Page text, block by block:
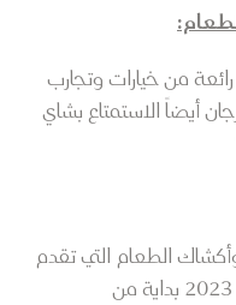
من خيارات وتجارب
أيضاً الاستمتاع بشاي
الطعام التي تقدم
أشهى المأكولات العالمية في عام 2023 بداية من